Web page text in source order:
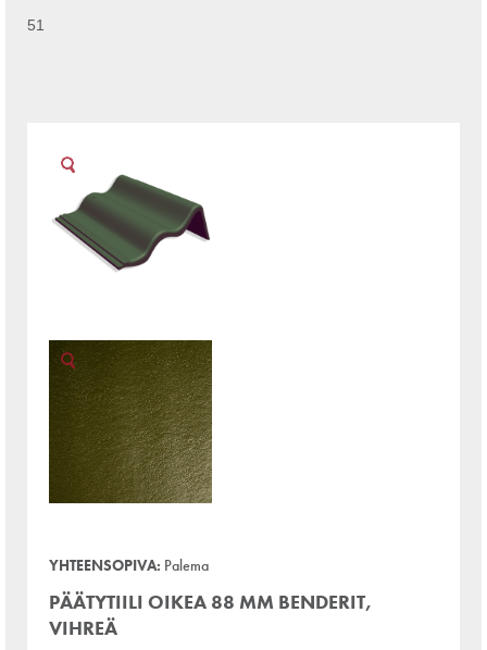
51
YHTEENSOPIVA: Palema
PÄÄTYTIILI OIKEA 88 MM BENDERIT,
VIHREÄ